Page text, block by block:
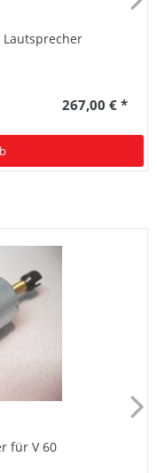
Lautsprecher
267,00 € *
für V 60